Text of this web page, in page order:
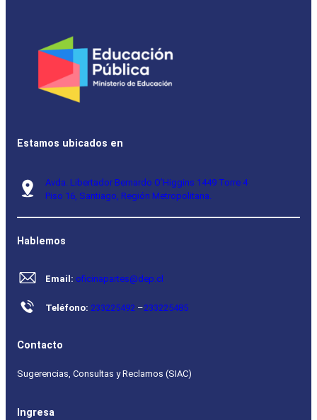
Estamos ubicados en
Avda. Libertador Bernardo O’Higgins 1449 Torre 4
Piso 16, Santiago, Región Metropolitana.
Hablemos
Email: oficinapartes@dep.cl
Teléfono: 233225492 –233225485
Contacto
Sugerencias, Consultas y Reclamos (SIAC)
Ingresa